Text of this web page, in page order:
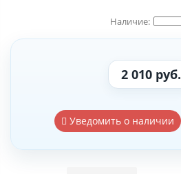
2 010 руб.
Уведомить о наличии